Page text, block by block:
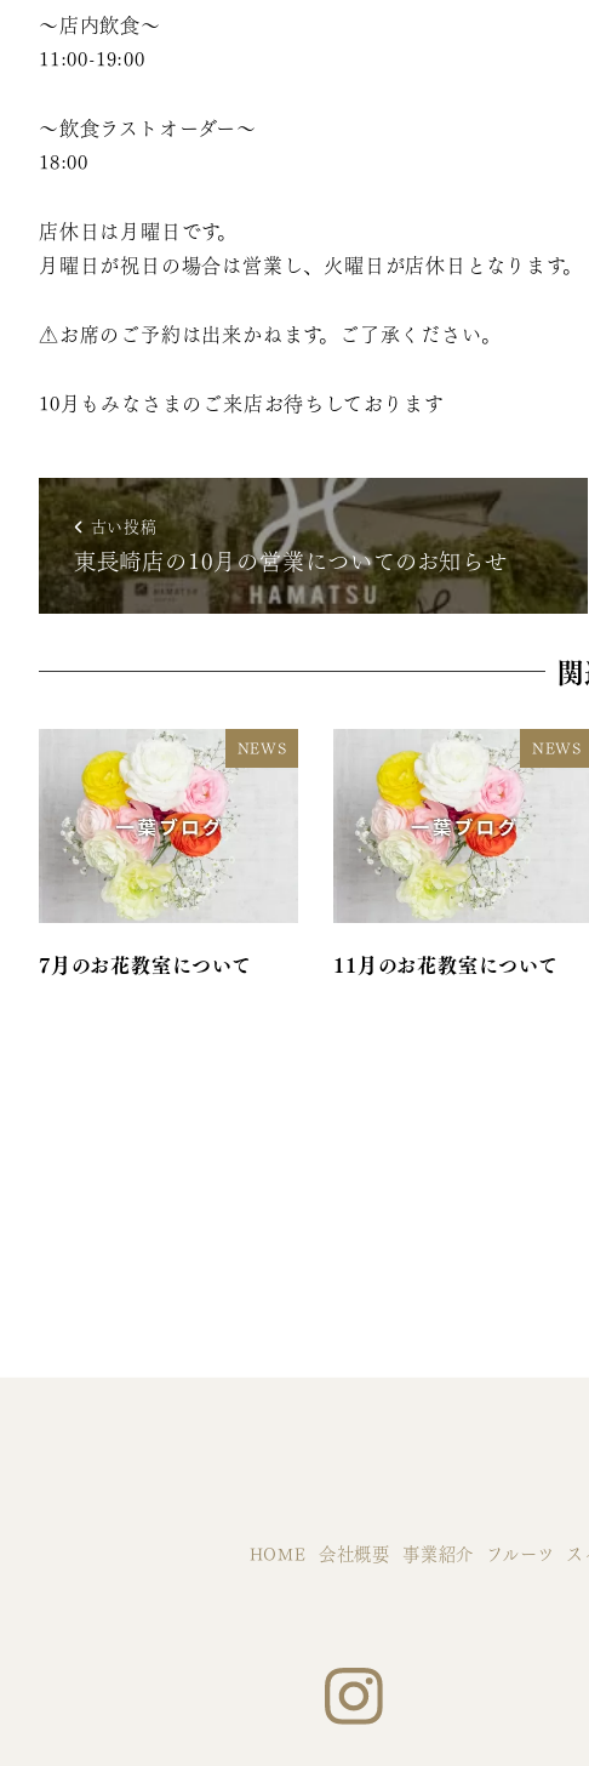
～店内飲食～
11:00-19:00
～飲食ラストオーダー～
18:00
店休日は月曜日です。
月曜日が祝日の場合は営業し、火曜日が店休日となります。
⚠︎︎お席のご予約は出来かねます。ご了承ください。
10月もみなさまのご来店お待ちしております
古い投稿
東長崎店の10月の営業についてのお知らせ
NEWS
7月のお花教室について
NEWS
11月のお花教室について
HOME 会社概要 事業紹介 フルーツ